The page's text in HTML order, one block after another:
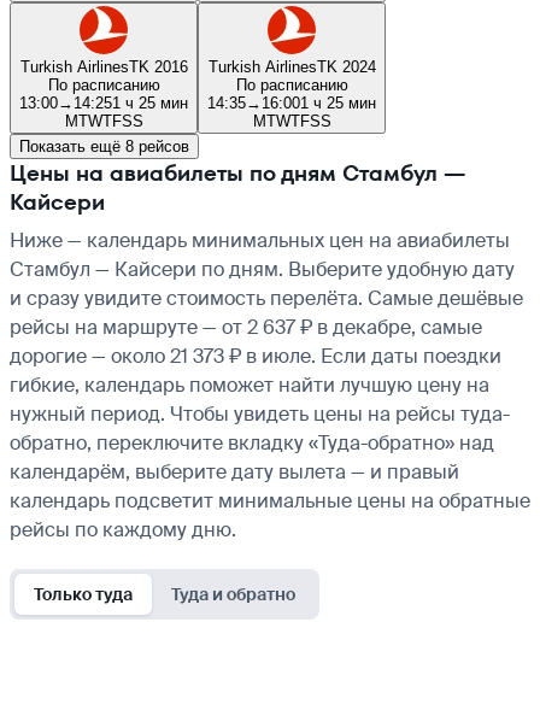
Turkish AirlinesTK 2016
По расписанию
13:00→ 14:251 ч 25 мин
MTWTFSS
Turkish AirlinesTK 2024
По расписанию
14:35→ 16:001 ч 25 мин
MTWTFSS
Показать ещё 8 рейсов
Цены на авиабилеты по дням Стамбул —
Кайсери
Ниже — календарь минимальных цен на авиабилеты
Стамбул — Кайсери по дням. Выберите удобную дату
и сразу увидите стоимость перелёта. Самые дешёвые
рейсы на маршруте — от 2 637 ₽ в декабре, самые
дорогие — около 21 373 ₽ в июле. Если даты поездки
гибкие, календарь поможет найти лучшую цену на
нужный период. Чтобы увидеть цены на рейсы туда-
обратно, переключите вкладку «Туда-обратно» над
календарём, выберите дату вылета — и правый
календарь подсветит минимальные цены на обратные
рейсы по каждому дню.
Только туда Туда и обратно